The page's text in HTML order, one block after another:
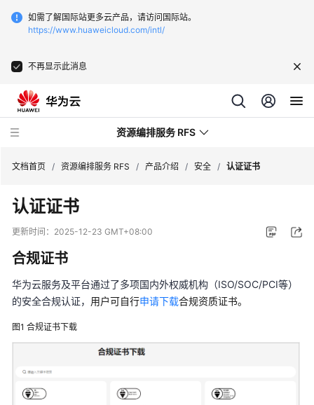
如需了解国际站更多云产品，请访问国际站。
https://www.huaweicloud.com/intl/
不再显示此消息
资源编排服务 RFS
最
新
态
产
品
介
功
文档首页 / 资源编排服务 RFS / 产品介绍 / 安全 / 认证证书
认证证书
更新时间： 2025-12-23 GMT+08:00
合规证书
华为云服务及平台通过了多项国内外权威机构（ISO/SOC/PCI等）
的安全合规认证， 用户可自行申请下载合规资质证书。
图1 合规证书下载